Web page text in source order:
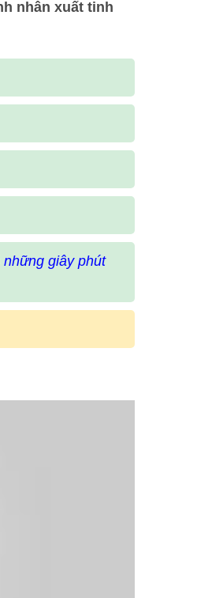
nhân xuất tinh
giây phút